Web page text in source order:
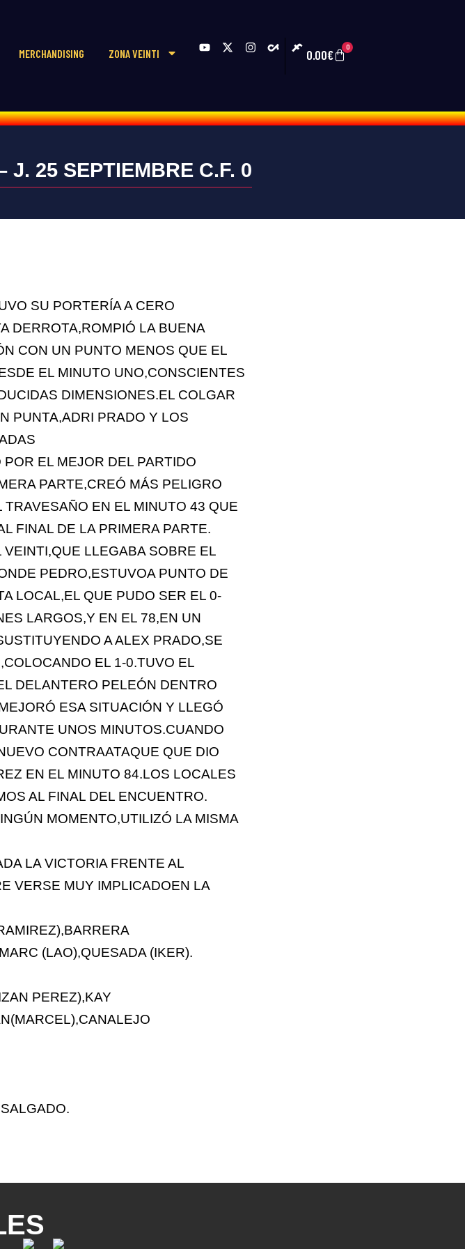
MERCHANDISING ZONA VEINTI 0.00€
0
J. 25 SEPTIEMBRE C.F. 0
SU PORTERÍA A CERO
DERROTA,ROMPIÓ LA BUENA
CON UN PUNTO MENOS QUE EL
EL MINUTO UNO,CONSCIENTES
DIMENSIONES.EL COLGAR
PUNTA,ADRI PRADO Y LOS
EL MEJOR DEL PARTIDO
PARTE,CREÓ MÁS PELIGRO
EN EL MINUTO 43 QUE
FINAL DE LA PRIMERA PARTE.
LLEGABA SOBRE EL
PEDRO,ESTUVOA PUNTO DE
LOCAL,EL QUE PUDO SER EL 0-
LARGOS,Y EN EL 78,EN UN
A ALEX PRADO,SE
EL 1-0.TUVO EL
DELANTERO PELEÓN DENTRO
ESA SITUACIÓN Y LLEGÓ
UNOS MINUTOS.CUANDO
CONTRAATAQUE QUE DIO
EN EL MINUTO 84.LOS LOCALES
AL FINAL DEL ENCUENTRO.
MOMENTO,UTILIZÓ LA MISMA
LA VICTORIA FRENTE AL
VERSE MUY IMPLICADOEN LA
(LAO),QUESADA (IKER).
PEREZ),KAY